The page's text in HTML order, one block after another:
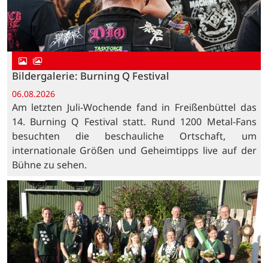
Bildergalerie: Burning Q Festival
06.08.2026
Am letzten Juli-Wochende fand in Freißenbüttel das
14. Burning Q Festival statt. Rund 1200 Metal-Fans
besuchten die beschauliche Ortschaft, um
internationale Größen und Geheimtipps live auf der
Bühne zu sehen.